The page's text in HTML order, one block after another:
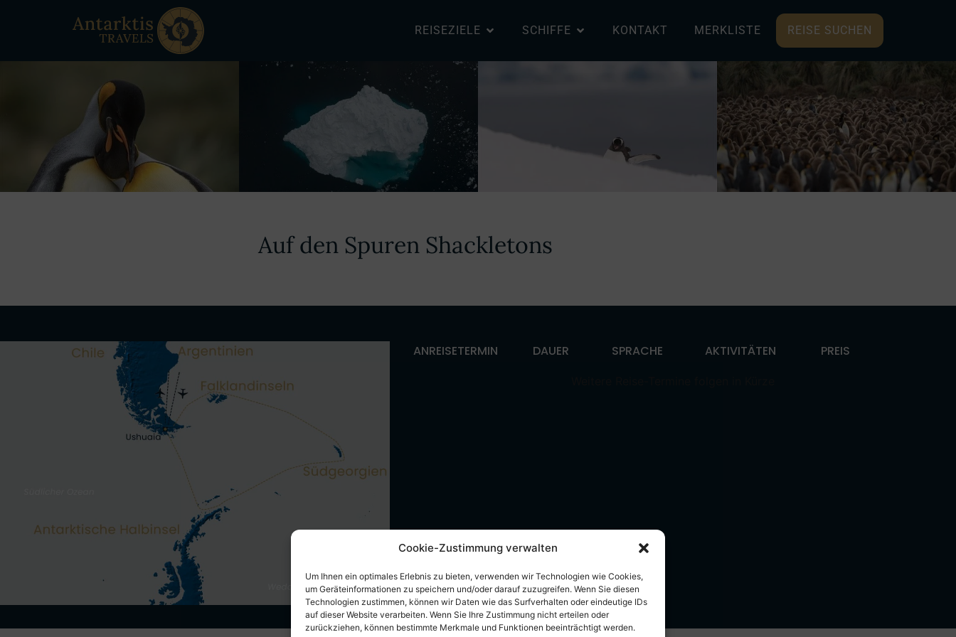
Cookie-Zustimmung verwalten
Um Ihnen ein optimales Erlebnis zu bieten, verwenden wir Technologien wie Cookies,
um Geräteinformationen zu speichern und/oder darauf zuzugreifen. Wenn Sie diesen
Technologien zustimmen, können wir Daten wie das Surfverhalten oder eindeutige IDs
auf dieser Website verarbeiten. Wenn Sie Ihre Zustimmung nicht erteilen oder
zurückziehen, können bestimmte Merkmale und Funktionen beeinträchtigt werden.
REISEZIELE SCHIFFE KONTAKT MERKLISTE REISE SUCHEN
Auf den Spuren Shackletons
ANREISETERMIN DAUER SPRACHE AKTIVITÄTEN PREIS